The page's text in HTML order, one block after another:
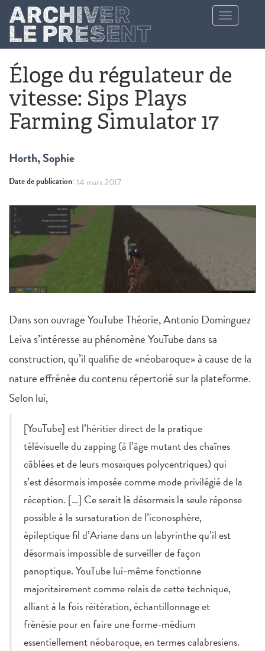
Aller au contenu principal
Toggle
navigation
Éloge du régulateur de
vitesse: Sips Plays
Farming Simulator 17
Horth, Sophie
Date de publication:14 mars 2017
Dans son ouvrage YouTube Théorie, Antonio Dominguez
Leiva s’intéresse au phénomène YouTube dans sa
construction, qu’il qualifie de «néobaroque» à cause de la
nature effrénée du contenu répertorié sur la plateforme.
Selon lui,
[YouTube] est l’héritier direct de la pratique
télévisuelle du zapping (à l’âge mutant des chaînes
câblées et de leurs mosaïques polycentriques) qui
s’est désormais imposée comme mode privilégié de la
réception. […] Ce serait là désormais la seule réponse
possible à la sursaturation de l’iconosphère,
épileptique fil d’Ariane dans un labyrinthe qu’il est
désormais impossible de surveiller de façon
panoptique. YouTube lui-même fonctionne
majoritairement comme relais de cette technique,
alliant à la fois réitération, échantillonnage et
frénésie pour en faire une forme-médium
essentiellement néobaroque, en termes calabresiens.